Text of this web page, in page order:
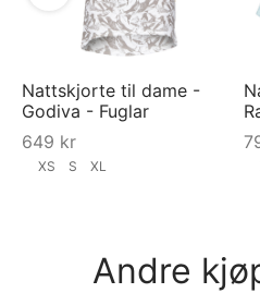
Nattskjorte til dame -
Godiva - Fuglar
649 kr
XS S XL
Andre